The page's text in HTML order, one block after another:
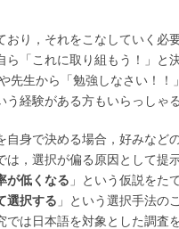
おり，それをこなしていく必
ら「これに取り組もう！」と
先生から「勉強しなさい！
う経験がある方もいらっしゃ
自身で決める場合，好みなど
は，選択が偏る原因として提
が低くなる 」という仮説をた
選択する 」という選択手法の
では日本語を対象とした調査